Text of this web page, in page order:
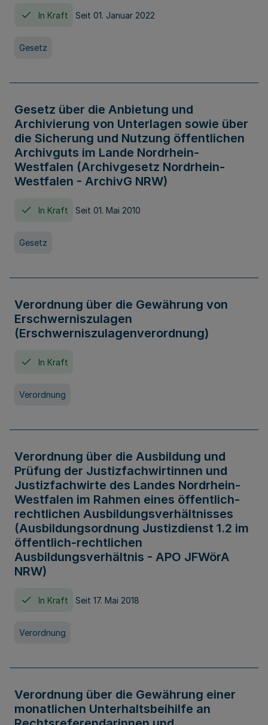
In Kraft Seit 01. Januar 2022
Gesetz
Gesetz über die Anbietung und
Archivierung von Unterlagen sowie über
die Sicherung und Nutzung öffentlichen
Archivguts im Lande Nordrhein-
Westfalen (Archivgesetz Nordrhein-
Westfalen - ArchivG NRW)
In Kraft Seit 01. Mai 2010
Gesetz
Verordnung über die Gewährung von
Erschwerniszulagen
(Erschwerniszulagenverordnung)
In Kraft
Verordnung
Verordnung über die Ausbildung und
Prüfung der Justizfachwirtinnen und
Justizfachwirte des Landes Nordrhein-
Westfalen im Rahmen eines öffentlich-
rechtlichen Ausbildungsverhältnisses
(Ausbildungsordnung Justizdienst 1.2 im
öffentlich-rechtlichen
Ausbildungsverhältnis - APO JFWörA
NRW)
In Kraft Seit 17. Mai 2018
Verordnung
Verordnung über die Gewährung einer
monatlichen Unterhaltsbeihilfe an